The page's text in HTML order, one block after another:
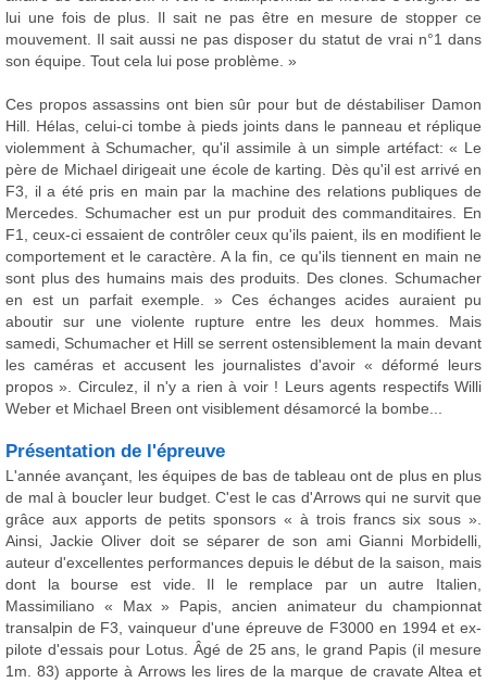
lui une fois de plus. Il sait ne pas être en mesure de stopper ce
mouvement. Il sait aussi ne pas disposer du statut de vrai n°1 dans
son équipe. Tout cela lui pose problème. »
Ces propos assassins ont bien sûr pour but de déstabiliser Damon
Hill. Hélas, celui-ci tombe à pieds joints dans le panneau et réplique
violemment à Schumacher, qu'il assimile à un simple artéfact: « Le
père de Michael dirigeait une école de karting. Dès qu'il est arrivé en
F3, il a été pris en main par la machine des relations publiques de
Mercedes. Schumacher est un pur produit des commanditaires. En
F1, ceux-ci essaient de contrôler ceux qu'ils paient, ils en modifient le
comportement et le caractère. A la fin, ce qu'ils tiennent en main ne
sont plus des humains mais des produits. Des clones. Schumacher
en est un parfait exemple. » Ces échanges acides auraient pu
aboutir sur une violente rupture entre les deux hommes. Mais
samedi, Schumacher et Hill se serrent ostensiblement la main devant
les caméras et accusent les journalistes d'avoir « déformé leurs
propos ». Circulez, il n'y a rien à voir ! Leurs agents respectifs Willi
Weber et Michael Breen ont visiblement désamorcé la bombe...
Présentation de l'épreuve
L'année avançant, les équipes de bas de tableau ont de plus en plus
de mal à boucler leur budget. C'est le cas d'Arrows qui ne survit que
grâce aux apports de petits sponsors « à trois francs six sous ».
Ainsi, Jackie Oliver doit se séparer de son ami Gianni Morbidelli,
auteur d'excellentes performances depuis le début de la saison, mais
dont la bourse est vide. Il le remplace par un autre Italien,
Massimiliano « Max » Papis, ancien animateur du championnat
transalpin de F3, vainqueur d'une épreuve de F3000 en 1994 et ex-
pilote d'essais pour Lotus. Âgé de 25 ans, le grand Papis (il mesure
1m. 83) apporte à Arrows les lires de la marque de cravate Altea et